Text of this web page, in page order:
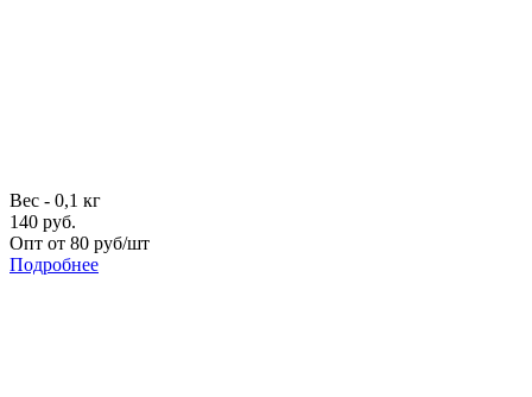
Вес - 0,1 кг
140 руб.
Опт от 80 руб/шт
Подробнее